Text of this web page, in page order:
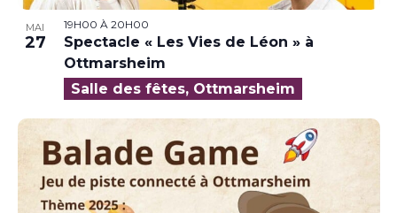
MAI
27
19H00 À 20H00
Spectacle « Les Vies de Léon » à
Ottmarsheim
Salle des fêtes, Ottmarsheim